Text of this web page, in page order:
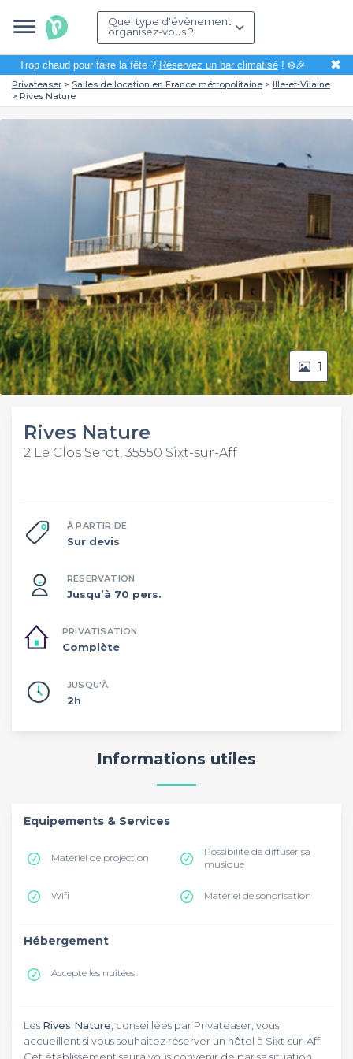
Quel type d'évènement
organisez-vous ?
Trop chaud pour faire la fête ? Réservez un bar climatisé! ❄️🎉 ✖
Privateaser Salles de location en France métropolitaine
Ille-et-Vilaine
Rives Nature
1
Rives Nature
2 Le Clos Serot, 35550 Sixt-sur-Aff
À PARTIR DE
Sur devis
RÉSERVATION
Jusqu’à 70 pers.
PRIVATISATION
Complète
JUSQU'À
2h
Informations utiles
Equipements & Services
Matériel de projection
Possibilité de diffuser sa
musique
Wifi Matériel de sonorisation
Hébergement
Accepte les nuitées
Les Rives Nature , conseillées par Privateaser, vous
accueillent si vous souhaitez réserver un hôtel à Sixt-sur-Aff.
Cet établissement saura vous convenir de par sa situation